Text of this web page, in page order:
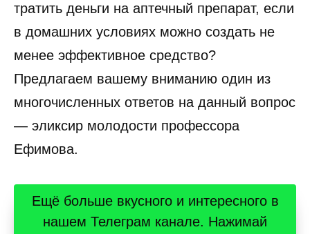
тратить деньги на аптечный препарат, если
в домашних условиях можно создать не
менее эффективное средство?
Предлагаем вашему вниманию один из
многочисленных ответов на данный вопрос
— эликсир молодости профессора
Ефимова.
Ещё больше вкусного и интересного в
нашем Телеграм канале. Нажимай